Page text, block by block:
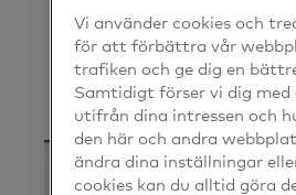
Vi använder cookies och
för att förbättra vår
trafiken och ge dig en
Samtidigt förser vi dig med
utifrån dina intressen och
den här och andra
ändra dina inställningar
cookies kan du alltid göra